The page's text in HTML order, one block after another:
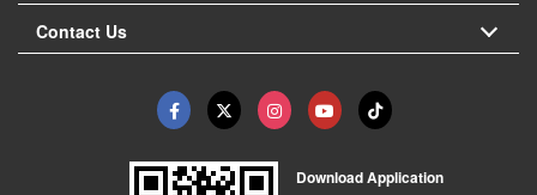
Contact Us
Download Application